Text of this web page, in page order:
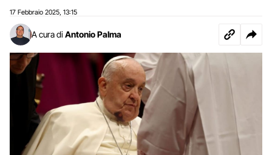
17 Febbraio 2025 13:15
A cura di Antonio Palma